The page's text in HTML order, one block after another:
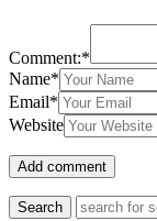
Comment:*
Name*
Email*
Website